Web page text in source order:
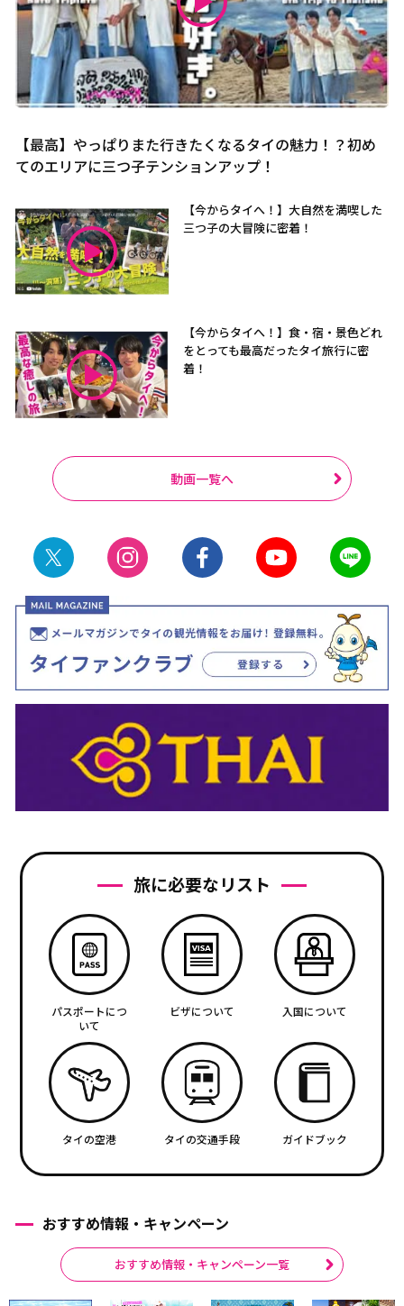
【最高】やっぱりまた行きたくなるタイの魅力！？初め
てのエリアに三つ子テンションアップ！
【今からタイへ！】大自然を満喫した
三つ子の大冒険に密着！
【今からタイへ！】食・宿・景色どれ
をとっても最高だったタイ旅行に密
着！
動画一覧へ
旅に必要なリスト
パスポートにつ
いて
ビザについて 入国について
タイの空港 タイの交通手段 ガイドブック
おすすめ情報・キャンペーン
おすすめ情報・キャンペーン一覧